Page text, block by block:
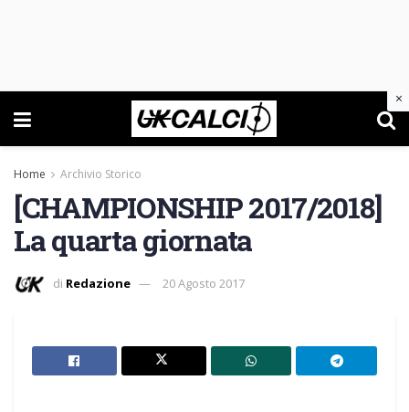
Home Archivio Storico
[CHAMPIONSHIP 2017/2018]
La quarta giornata
di Redazione 20 Agosto 2017
×